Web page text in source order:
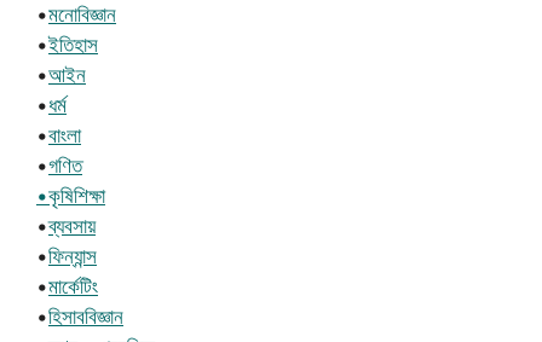
•মনোবিজ্ঞান
•ইতিহাস
•আইন
•ধর্ম
•বাংলা
•গণিত
•কৃষিশিক্ষা
•ব্যবসায়
•ফিন্যান্স
•মার্কেটিং
•হিসাববিজ্ঞান